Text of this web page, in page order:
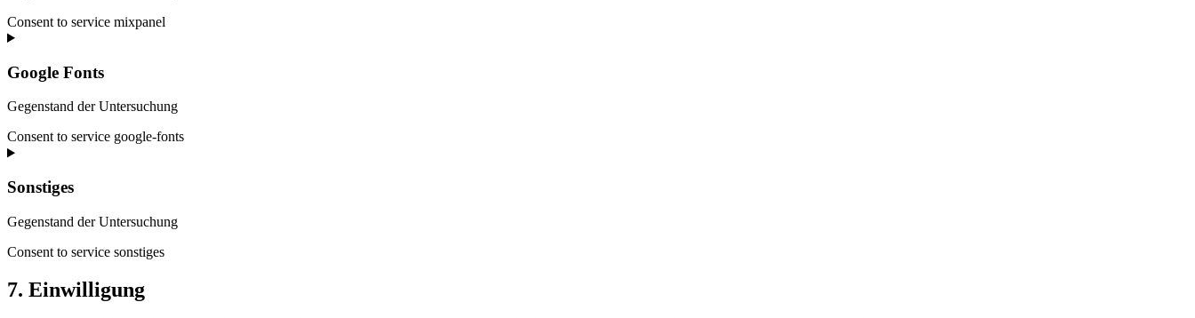
Consent to service mixpanel
Google Fonts
Gegenstand der Untersuchung
Consent to service google-fonts
Sonstiges
Gegenstand der Untersuchung
Consent to service sonstiges
7. Einwilligung